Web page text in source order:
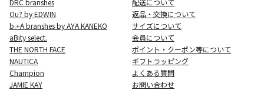
DRC branshes
Ou? by EDWIN
b.+A branshes by AYA KANEKO
aBity select.
THE NORTH FACE
NAUTICA
Champion
JAMIE KAY
配送について
返品・交換について
サイズについて
会員について
ポイント・クーポン等について
ギフトラッピング
よくある質問
お問い合わせ